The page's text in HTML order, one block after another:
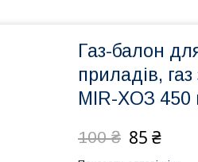
Газ-балон
приладів,
MIR-XOЗ 450
100 ₴ 85 ₴